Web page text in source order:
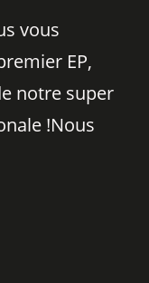
vous
EP,
notre super
!Nous